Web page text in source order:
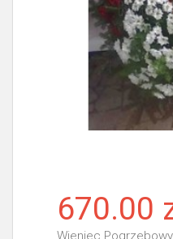
670.00
Wieniec Pogrzebowy